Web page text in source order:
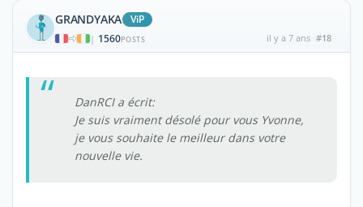
GRANDYAKA ViP
| 1560POSTS il y a 7 ans #18
DanRCI a écrit:
Je suis vraiment désolé pour vous Yvonne,
je vous souhaite le meilleur dans votre
nouvelle vie.